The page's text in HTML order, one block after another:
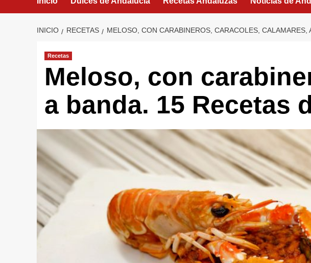
INICIO RECETAS MELOSO, CON CARABINEROS, CARACOLES, CALAMARES,
Recetas
Meloso, con
a banda. 15 Recetas